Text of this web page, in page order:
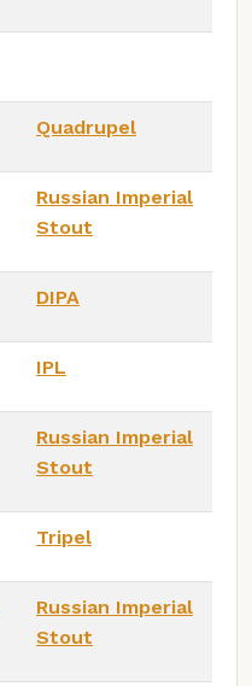
Quadrupel
Russian Imperial
Stout
DIPA
IPL
Russian Imperial
Stout
Tripel
Russian Imperial
Stout